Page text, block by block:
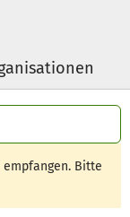
empfangen. Bitte